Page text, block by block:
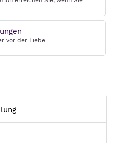
vor der Liebe